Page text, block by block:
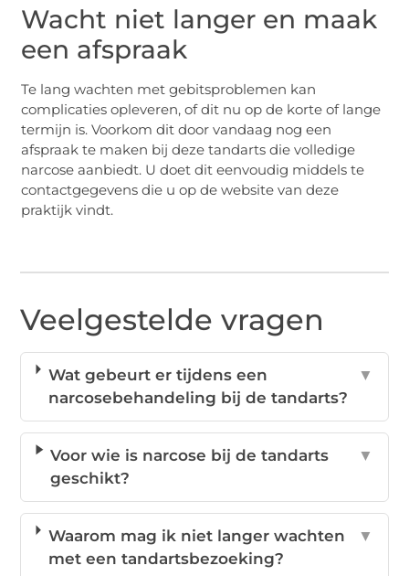
Wacht niet langer en maak
een afspraak
Te lang wachten met gebitsproblemen kan
complicaties opleveren, of dit nu op de korte of lange
termijn is. Voorkom dit door vandaag nog een
afspraak te maken bij deze tandarts die volledige
narcose aanbiedt. U doet dit eenvoudig middels te
contactgegevens die u op de website van deze
praktijk vindt.
Veelgestelde vragen
Wat gebeurt er tijdens een
narcosebehandeling bij de tandarts?
▼
Voor wie is narcose bij de tandarts
geschikt?
▼
Waarom mag ik niet langer wachten
met een tandartsbezoeking?
▼